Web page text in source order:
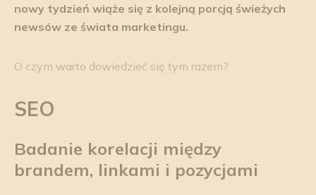
nowy tydzień wiąże się z kolejną porcją świeżych
newsów ze świata marketingu.
O czym warto dowiedzieć się tym razem?
SEO
Badanie korelacji między
brandem, linkami i pozycjami